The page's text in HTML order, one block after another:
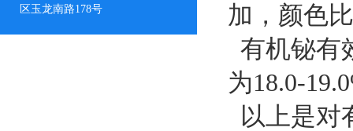
区玉龙南路178号
加，颜色
有机铋有
为18.0-
以上是对